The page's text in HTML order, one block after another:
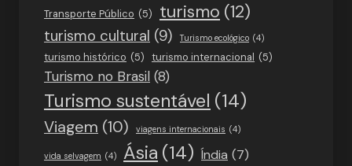
Transporte Público (5) turismo (12)
turismo cultural (9) Turismo ecológico (4)
turismo histórico (5) turismo internacional (5)
Turismo no Brasil (8)
Turismo sustentável (14)
Viagem (10) viagens internacionais (4)
vida selvagem (4) Ásia (14) Índia (7)